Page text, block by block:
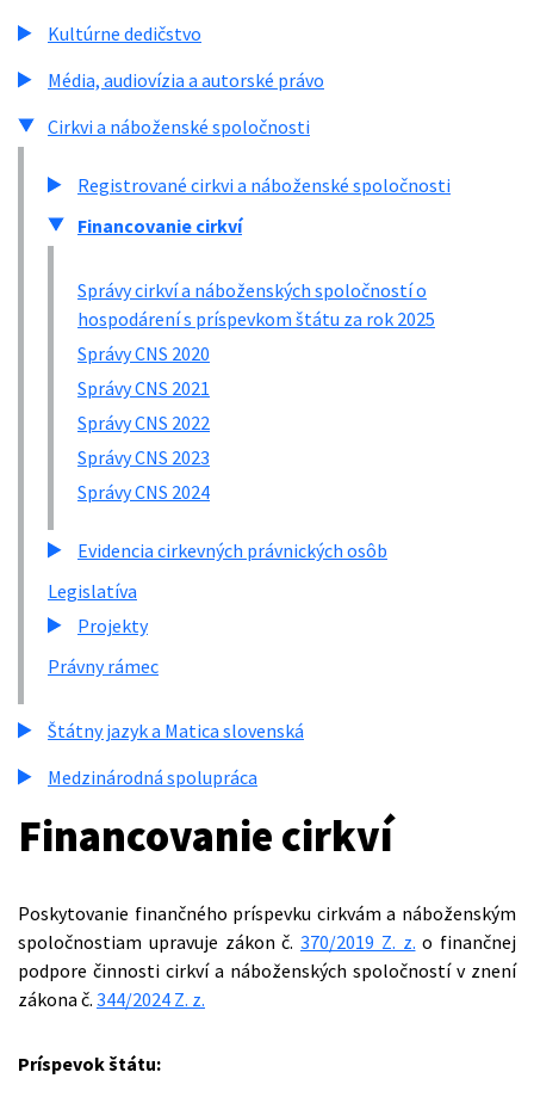
Kultúrne dedičstvo
Média, audiovízia a autorské právo
Cirkvi a náboženské spoločnosti
Registrované cirkvi a náboženské spoločnosti
Financovanie cirkví
Správy cirkví a náboženských spoločností o
hospodárení s príspevkom štátu za rok 2025
Správy CNS 2020
Správy CNS 2021
Správy CNS 2022
Správy CNS 2023
Správy CNS 2024
Evidencia cirkevných právnických osôb
Legislatíva
Projekty
Právny rámec
Štátny jazyk a Matica slovenská
Medzinárodná spolupráca
Financovanie cirkví
Poskytovanie finančného príspevku cirkvám a náboženským
spoločnostiam upravuje zákon č. 370/2019 Z. z. o finančnej
podpore činnosti cirkví a náboženských spoločností v znení
zákona č. 344/2024 Z. z.
Príspevok štátu: